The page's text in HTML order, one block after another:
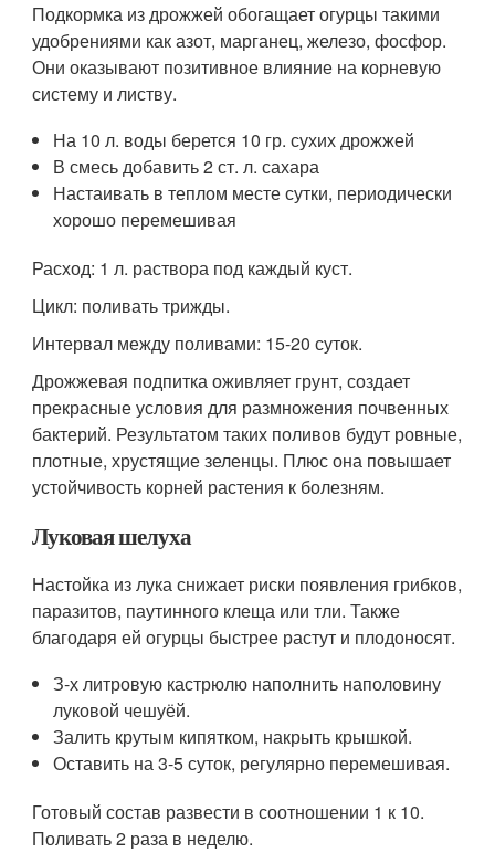
Подкормка из дрожжей обогащает огурцы такими
удобрениями как азот, марганец, железо, фосфор.
Они оказывают позитивное влияние на корневую
систему и листву.
На 10 л. воды берется 10 гр. сухих дрожжей
В смесь добавить 2 ст. л. сахара
Настаивать в теплом месте сутки, периодически
хорошо перемешивая
Расход: 1 л. раствора под каждый куст.
Цикл: поливать трижды.
Интервал между поливами: 15-20 суток.
Дрожжевая подпитка оживляет грунт, создает
прекрасные условия для размножения почвенных
бактерий. Результатом таких поливов будут ровные,
плотные, хрустящие зеленцы. Плюс она повышает
устойчивость корней растения к болезням.
Луковая шелуха
Настойка из лука снижает риски появления грибков,
паразитов, паутинного клеща или тли. Также
благодаря ей огурцы быстрее растут и плодоносят.
З-х литровую кастрюлю наполнить наполовину
луковой чешуёй.
Залить крутым кипятком, накрыть крышкой.
Оставить на 3-5 суток, регулярно перемешивая.
Готовый состав развести в соотношении 1 к 10.
Поливать 2 раза в неделю.